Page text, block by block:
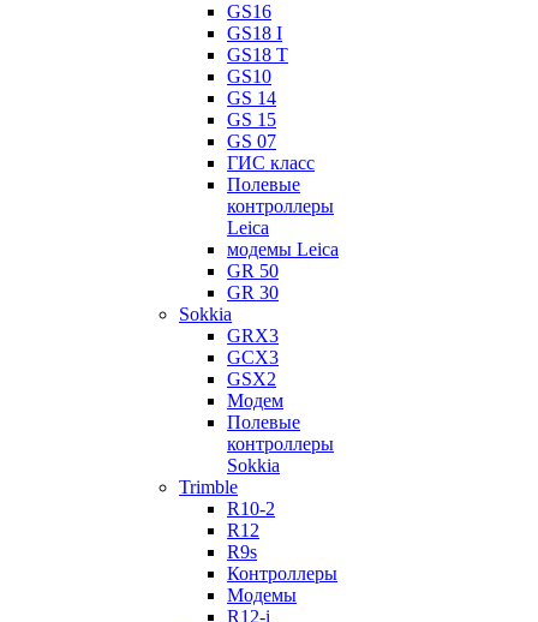
GS16
GS18 I
GS18 T
GS10
GS 14
GS 15
GS 07
ГИС класс
Полевые
контроллеры
Leica
модемы Leica
GR 50
GR 30
Sokkia
GRX3
GCX3
GSX2
Модем
Полевые
контроллеры
Sokkia
Trimble
R10-2
R12
R9s
Контроллеры
Модемы
R12-i